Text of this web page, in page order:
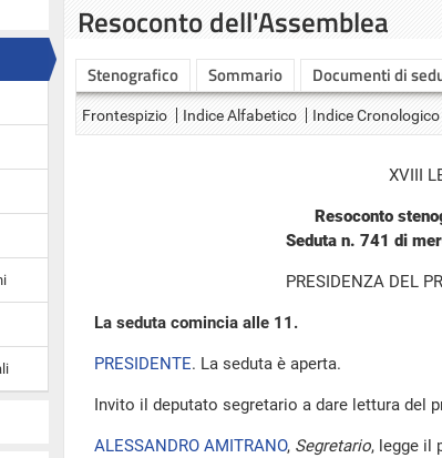
Resoconto dell'Assemblea
Stenografico Sommario Documenti di
Frontespizio Indice Alfabetico Indice Cronologico
XVIII
Resoconto
Seduta n. 741 di
PRESIDENZA DEL
La seduta comincia alle 11.
PRESIDENTE. La seduta è aperta.
Invito il deputato segretario a dare lettura del
ALESSANDRO AMITRANO, Segretario, legge il